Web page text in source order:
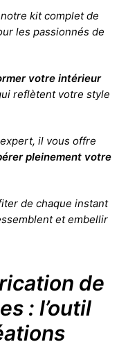
kit complet de
les passionnés de
votre intérieur
reflètent votre style
il vous offre
pleinement votre
de chaque instant
et embellir
de
: l’outil